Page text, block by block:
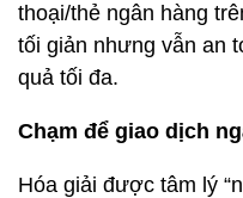
thoại/thẻ ngân hàng
tối giản nhưng vẫn an
quả tối đa.
Chạm để giao dịch
Hóa giải được tâm lý